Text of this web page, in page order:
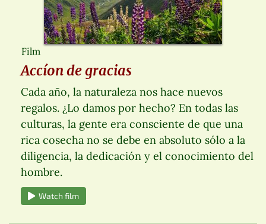
Film
Accíon de gracias
Cada año, la naturaleza nos hace nuevos
regalos. ¿Lo damos por hecho? En todas las
culturas, la gente era consciente de que una
rica cosecha no se debe en absoluto sólo a la
diligencia, la dedicación y el conocimiento del
hombre.
Watch film